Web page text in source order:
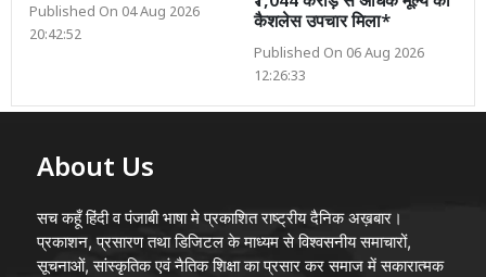
Published On 04 Aug 2026
20:42:52
कैशलेस उपचार मिला*
Published On 06 Aug 2026
12:26:33
About Us
सच कहूँ हिंदी व पंजाबी भाषा मे प्रकाशित राष्ट्रीय दैनिक अख़बार।
प्रकाशन, प्रसारण तथा डिजिटल के माध्यम से विश्वसनीय समाचारों,
सूचनाओं, सांस्कृतिक एवं नैतिक शिक्षा का प्रसार कर समाज में सकारात्मक